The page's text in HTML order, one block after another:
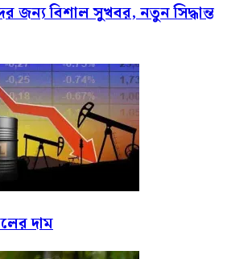
জন্য বিশাল সুখবর, নতুন সিদ্ধান্ত
দাম